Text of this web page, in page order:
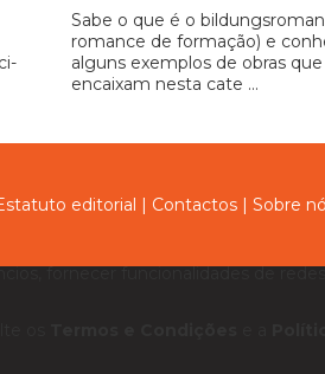
Sabe o que é o
romance de formação) e
alguns exemplos de obras que
encaixam nesta cate ...
editorial | Contactos | Sobre
fornecer funcionalidades de
os